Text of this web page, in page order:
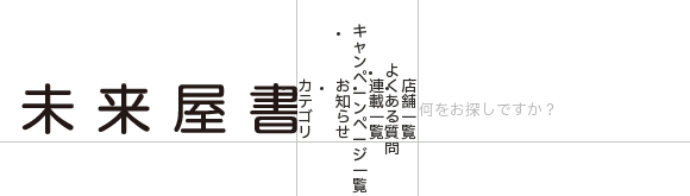
カ
テ
ゴ
リ
お
知
ら
せ
キ
ャ
ン
ペ
ー
ン
ペ
ー
ジ
一
覧
連
載
一
覧
よ
く
あ
る
質
問
店
舗
一
覧
【なつめさんち】ステッカーA「おニューそれえがステッカー」